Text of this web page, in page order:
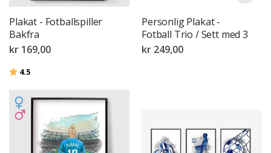
Plakat - Fotballspiller
Bakfra
kr 169,00
Karakter:
4.5
Personlig Plakat -
Fotball Trio / Sett med 3
kr 249,00